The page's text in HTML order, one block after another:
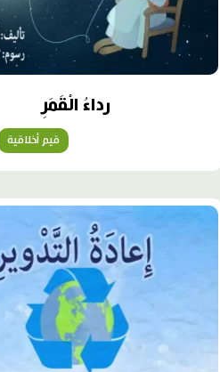
رداءُ الْقَمَرِ
قيم أخلاقية
محتوى